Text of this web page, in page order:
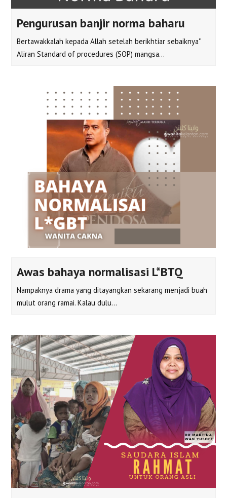
Pengurusan banjir norma baharu
Bertawakkalah kepada Allah setelah berikhtiar sebaiknya"
Aliran Standard of procedures (SOP) mangsa…
Awas bahaya normalisasi L*BTQ
Nampaknya drama yang ditayangkan sekarang menjadi buah
mulut orang ramai. Kalau dulu…